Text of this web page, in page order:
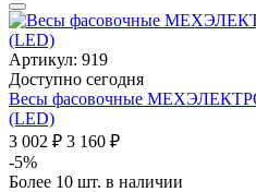
Артикул: 919
Доступно сегодня
Весы фасовочные
(LED)
3 002 ₽ 3 160 ₽
-5%
Более 10 шт. в наличии